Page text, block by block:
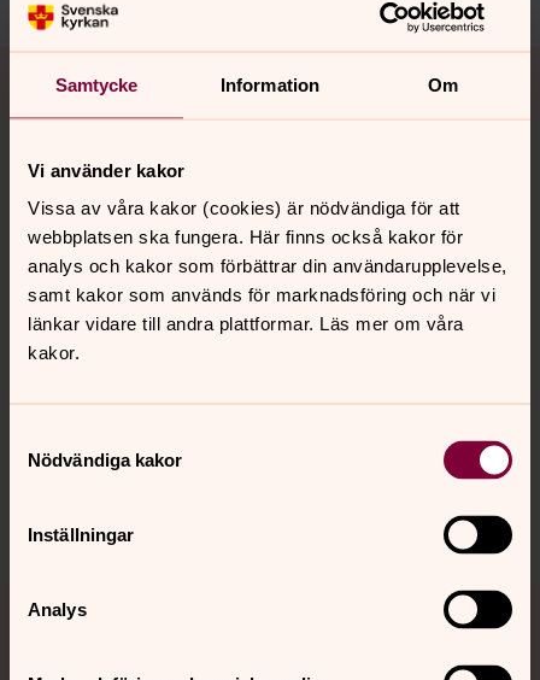
Samtycke Information Om
Vi använder kakor
Vissa av våra kakor (cookies) är nödvändiga för att
webbplatsen ska fungera. Här finns också kakor för
analys och kakor som förbättrar din användarupplevelse,
samt kakor som används för marknadsföring och när vi
länkar vidare till andra plattformar. Läs mer om våra
kakor.
Nödvändiga kakor
Inställningar
Analys
Tillbaka till toppen
Tillbaka till innehållet
Kontakt
Kalender
Hitta snabbt
Sociala kanaler